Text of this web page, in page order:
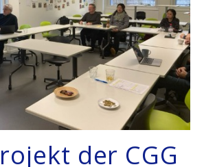
der CGG